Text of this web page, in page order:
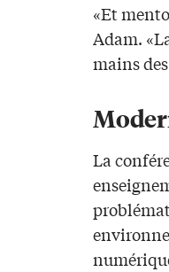
«Et
Adam.
mains
La